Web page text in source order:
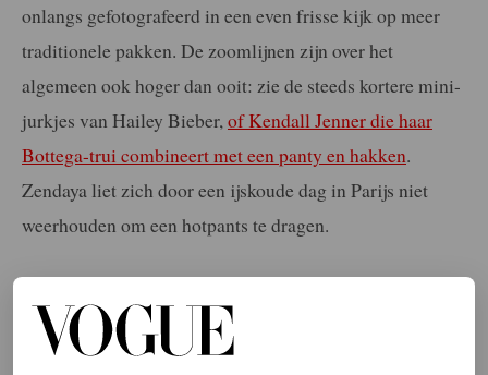
onlangs gefotografeerd in een even frisse kijk op meer
traditionele pakken. De zoomlijnen zijn over het
algemeen ook hoger dan ooit: zie de steeds kortere mini-
jurkjes van Hailey Bieber, of Kendall Jenner die haar
Bottega-trui combineert met een panty en hakken.
Zendaya liet zich door een ijskoude dag in Parijs niet
weerhouden om een hotpants te dragen.
Stijlvolle comeback
De ster heeft zich de afgelopen maanden op de